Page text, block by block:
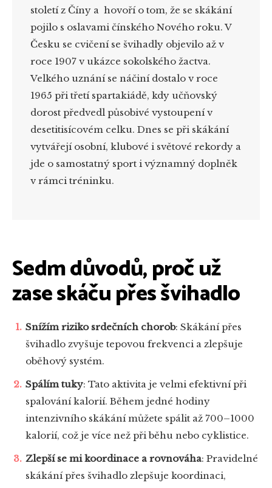
století z Číny a hovoří o tom, že se skákání
pojilo s oslavami čínského Nového roku. V
Česku se cvičení se švihadly objevilo až v
roce 1907 v ukázce sokolského žactva.
Velkého uznání se náčiní dostalo v roce
1965 při třetí spartakiádě, kdy učňovský
dorost předvedl působivé vystoupení v
desetitisícovém celku. Dnes se při skákání
vytvářejí osobní, klubové i světové rekordy a
jde o samostatný sport i významný doplněk
v rámci tréninku.
Sedm důvodů, proč už
zase skáču přes švihadlo
Snížím riziko srdečních chorob: Skákání přes
švihadlo zvyšuje tepovou frekvenci a zlepšuje
oběhový systém.
Spálím tuky: Tato aktivita je velmi efektivní při
spalování kalorií. Během jedné hodiny
intenzivního skákání můžete spálit až 700–1000
kalorií, což je více než při běhu nebo cyklistice.
Zlepší se mi koordinace a rovnováha: Pravidelné
skákání přes švihadlo zlepšuje koordinaci,